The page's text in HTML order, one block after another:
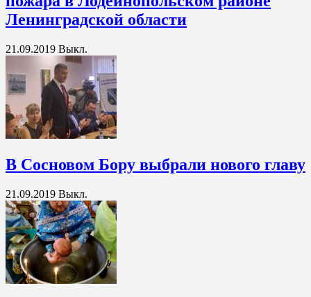
Ленинградской области
21.09.2019 Выкл.
В Сосновом Бору выбрали нового главу
21.09.2019 Выкл.